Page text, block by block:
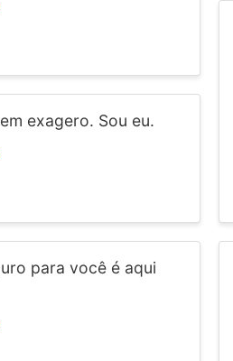
exagero. Sou eu.
para você é aqui